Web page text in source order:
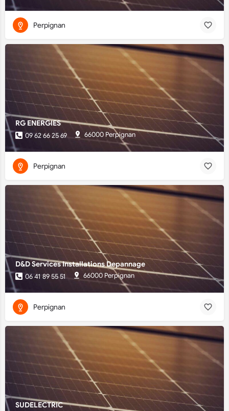
Perpignan
RG ENERGIES
09 62 66 25 69 66000 Perpignan
Perpignan
D&D Services Installations Depannage
06 41 89 55 51 66000 Perpignan
Perpignan
SUDELECTRIC